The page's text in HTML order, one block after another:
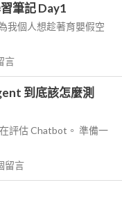
筆記 Day1
我個人想趁著育嬰假空
言
到底該怎麼測
評估 Chatbot。 準備一
留言